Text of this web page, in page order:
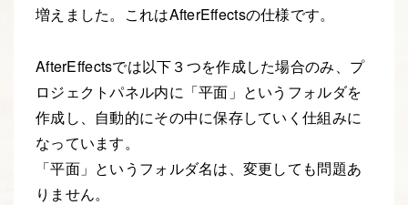
増えました。これはAfterEffectsの仕様です。
AfterEffectsでは以下３つを作成した場合のみ、プ
ロジェクトパネル内に「平面」というフォルダを
作成し、自動的にその中に保存していく仕組みに
なっています。
「平面」というフォルダ名は、変更しても問題あ
りません。